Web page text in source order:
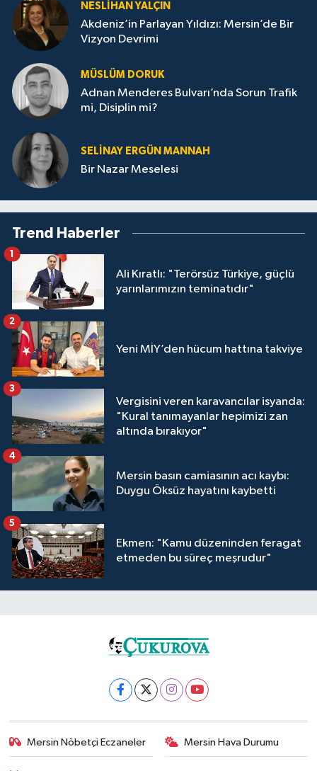
NESLIHAN YALÇIN
Akdeniz’in Parlayan Yıldızı: Mersin’de Bir
Vizyon Devrimi
MÜSLÜM DORUK
Adnan Menderes Bulvarı’nda Sorun Trafik
mi, Disiplin mi?
SELINAY ERGÜN MANNAH
Bir Nazar Meselesi
Trend Haberler
Ali Kıratlı: "Terörsüz Türkiye, güçlü
yarınlarımızın teminatıdır"
1
Yeni MİY’den hücum hattına takviye
2
Vergisini veren karavancılar isyanda:
"Kural tanımayanlar hepimizi zan
altında bırakıyor"
3
Mersin basın camiasının acı kaybı:
Duygu Öksüz hayatını kaybetti
4
Ekmen: "Kamu düzeninden feragat
etmeden bu süreç meşrudur"
5
Mersin Nöbetçi Eczaneler Mersin Hava Durumu